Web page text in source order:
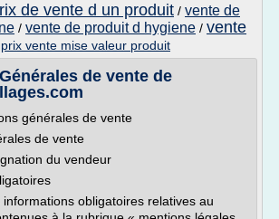
de vente d un produit / vente de
/ vente de produit d hygiene / vente
prix vente mise valeur produit
de vente de
générales de vente
de vente
du vendeur
obligatoires relatives au